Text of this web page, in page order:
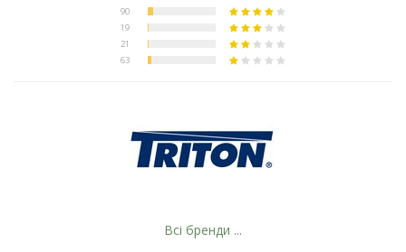
Всі бренди ...